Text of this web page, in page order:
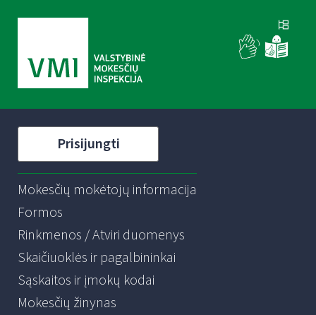
Prisijungti
Mokesčių mokėtojų informacija
Formos
Rinkmenos / Atviri duomenys
Skaičiuoklės ir pagalbininkai
Sąskaitos ir įmokų kodai
Mokesčių žinynas